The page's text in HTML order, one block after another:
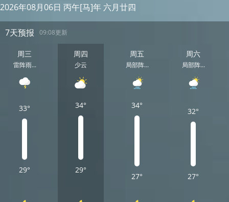
2026年08月06日 丙午[马]年 六月廿四
7天预报 09:08更新
周三
雷阵雨...
33°
29°
周四
少云
34°
29°
周五
局部阵...
34°
27°
周六
局部阵...
32°
27°